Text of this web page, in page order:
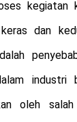
kegiatan
dan
industri
oleh